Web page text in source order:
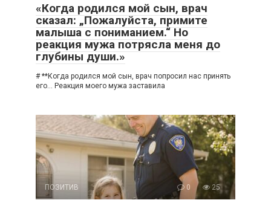
«Когда родился мой сын, врач
сказал: „Пожалуйста, примите
малыша с пониманием.“ Но
реакция мужа потрясла меня до
глубины души.»
# **Когда родился мой сын, врач попросил нас принять
его… Реакция моего мужа заставила
ПОЗИТИВ 0 25